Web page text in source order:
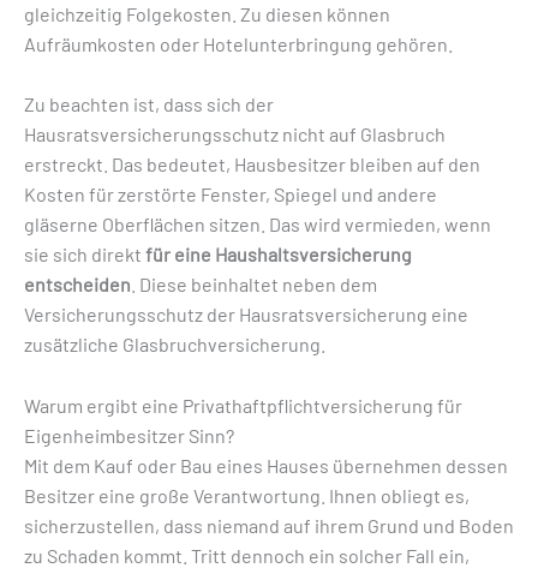
gleichzeitig Folgekosten. Zu diesen können
Aufräumkosten oder Hotelunterbringung gehören.
Zu beachten ist, dass sich der
Hausratsversicherungsschutz nicht auf Glasbruch
erstreckt. Das bedeutet, Hausbesitzer bleiben auf den
Kosten für zerstörte Fenster, Spiegel und andere
gläserne Oberflächen sitzen. Das wird vermieden, wenn
sie sich direkt für eine Haushaltsversicherung
entscheiden . Diese beinhaltet neben dem
Versicherungsschutz der Hausratsversicherung eine
zusätzliche Glasbruchversicherung.
Warum ergibt eine Privathaftpflichtversicherung für
Eigenheimbesitzer Sinn?
Mit dem Kauf oder Bau eines Hauses übernehmen dessen
Besitzer eine große Verantwortung. Ihnen obliegt es,
sicherzustellen, dass niemand auf ihrem Grund und Boden
zu Schaden kommt. Tritt dennoch ein solcher Fall ein,